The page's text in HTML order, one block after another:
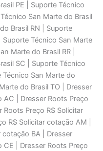
PE | Suporte Técnico
San Marte do Brasil
Brasil RN | Suporte
Suporte Técnico San Marte
Marte do Brasil RR |
SC | Suporte Técnico
Técnico San Marte do
do Brasil TO | Dresser
AC | Dresser Roots Preço
Roots Preço R$ Solicitar
R$ Solicitar cotaçāo AM |
cotaçāo BA | Dresser
CE | Dresser Roots Preço